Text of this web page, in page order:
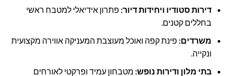
דירות סטודיו ויחידות דיור: פתרון אידיאלי למטבח ראשי
בחללים קטנים.
משרדים: פינת קפה ואוכל מעוצבת המעניקה אווירה מקצועית
ונקייה.
בתי מלון ודירות נופש: מטבחון עמיד ופרקטי לאורחים